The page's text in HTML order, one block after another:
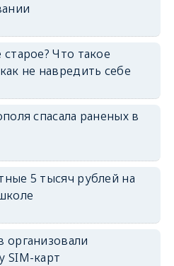
Что такое
не навредить себе
спасала раненых в
5 тысяч рублей на
организовали
SIM-карт